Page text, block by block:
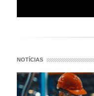
NOTÍCIAS